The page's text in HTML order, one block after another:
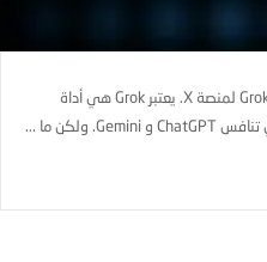
قامت شركة xAI اطلاق Grok 2 و Grok 2 mini لمنصة X. يعتبر Grok هي أداة